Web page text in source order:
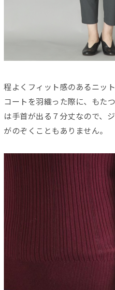
程よくフィット感のあるニッ
コートを羽織った際に、もた
は手首が出る７分丈なので、
がのぞくこともありません。